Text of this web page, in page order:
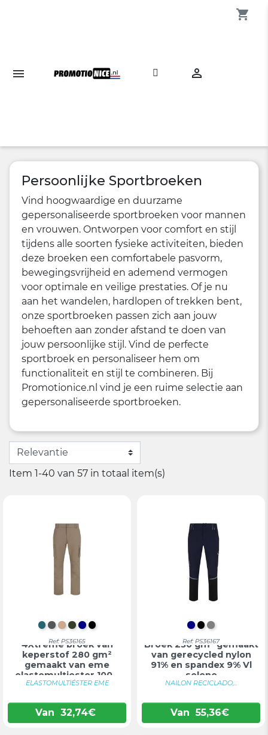

shopping_cart
Persoonlijke Sportbroeken
Vind hoogwaardige en duurzame
gepersonaliseerde sportbroeken voor mannen
en vrouwen. Ontworpen voor comfort en stijl
tijdens alle soorten fysieke activiteiten, bieden
deze broeken een comfortabele pasvorm,
bewegingsvrijheid en ademend vermogen
voor optimale en veilige prestaties. Of je nu
aan het wandelen, hardlopen of trekken bent,
onze sportbroeken passen zich aan jouw
behoeften aan zonder afstand te doen van
jouw persoonlijke stijl. Vind de perfecte
sportbroek en personaliseer hem om
functionaliteit en stijl te combineren. Bij
Promotionice.nl vind je een ruime selectie aan
gepersonaliseerde sportbroeken.
Item 1-40 van 57 in totaal item(s)
PETROLBLAUW
DONKERGRIJS
LICHT NATUURLIJK
LEGERGROEN
DONKERBLAUW
ZWART
Ref: PS36165
4Xtreme broek van
keperstof 280 gm²
gemaakt van eme
elastomultiester 100...
ELASTOMULTIÉSTER EME
Van 32,74€
ZWART
GRIJS
Ref: PS36167
Broek 230 gm² gemaakt
van gerecycled nylon
91% en spandex 9% Vl
selene
NAILON RECICLADO,...
Van 55,36€